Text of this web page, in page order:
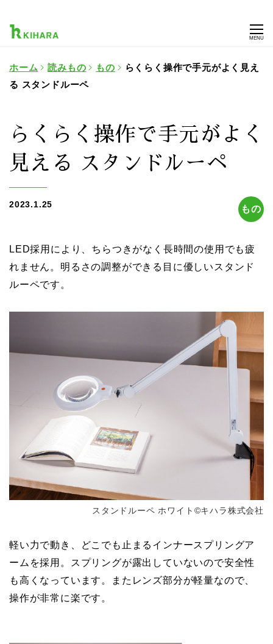
MENU
ホーム 読みもの もの
らくらく操作で手元がよく見え
る スタンドルーペ
らくらく操作で手元がよく
見える スタンドルーペ
2023.1.25 もの
LED採用により、ちらつきがなく長時間の使用でも疲
れません。明るさの調整ができる目に優しいスタンド
ルーペです。
スタンドルーペ ホワイト©キハラ株式会社
軽い力で動き、どこでも止まるインナースプリングア
ームを採用。スプリングが露出していないので安全性
も高くなっています。またレンズ部分が軽量なので、
操作が非常に楽です。